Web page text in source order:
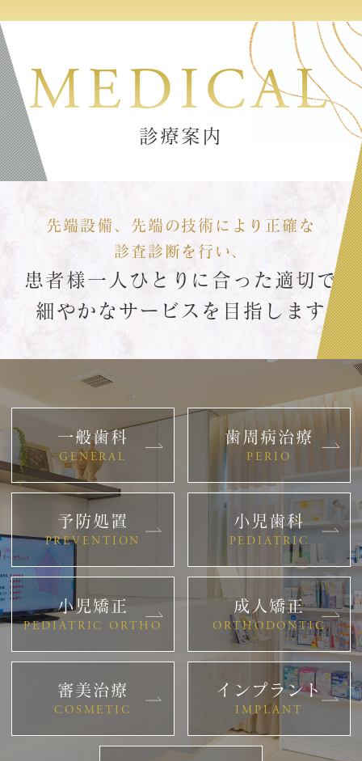
MEDICAL
診療案内
先端設備、先端の技術により正確な
診査診断を行い、
患者様一人ひとりに合った適切で
細やかなサービスを目指します
一般歯科
GENERAL
歯周病治療
PERIO
予防処置
PREVENTION
小児歯科
PEDIATRIC
小児矯正
PEDIATRIC ORTHO
成人矯正
ORTHODONTIC
審美治療
COSMETIC
インプラント
IMPLANT